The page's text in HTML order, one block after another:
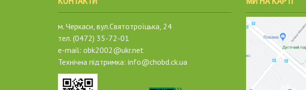
м. Черкаси, вул.Святотроїцька, 24
тел. (0472) 35-72-01
e-mail: obk2002@ukr.net
Технічна підтримка: info@chobd.ck.ua